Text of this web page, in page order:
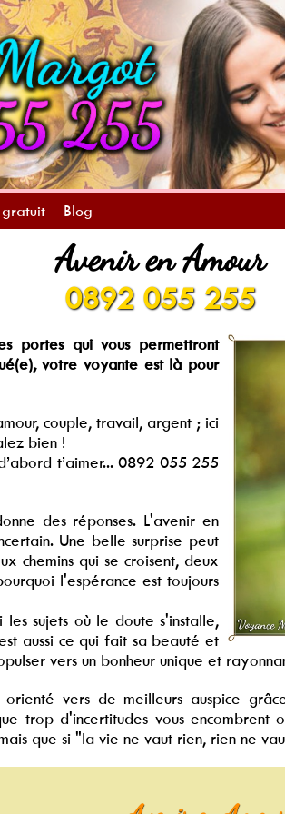
gratuit Blog
Avenir en Amour
0892 055 255
portes qui vous permettront
votre voyante est là pour
couple, travail, argent ; ici
bien !
t’aimer... 0892 055 255
des réponses. L'avenir en
Une belle surprise peut
chemins qui se croisent, deux
l'espérance est toujours
sujets où le doute s'installe,
aussi ce qui fait sa beauté et
vers un bonheur unique et
vers de meilleurs auspice
trop d'incertitudes vous encombrent
que si "la vie ne vaut rien, rien ne